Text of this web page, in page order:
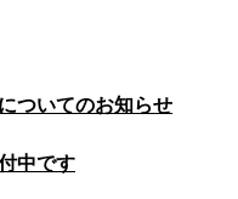
ついてのお知らせ
中です